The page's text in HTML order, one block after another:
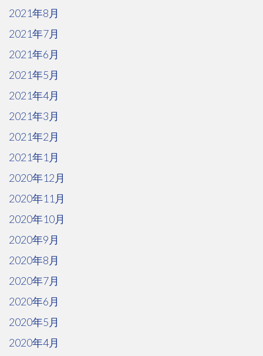
2021年8月
2021年7月
2021年6月
2021年5月
2021年4月
2021年3月
2021年2月
2021年1月
2020年12月
2020年11月
2020年10月
2020年9月
2020年8月
2020年7月
2020年6月
2020年5月
2020年4月